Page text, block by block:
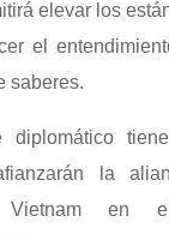
elevar los
el
saberes.
diplomático
la
Vietnam en